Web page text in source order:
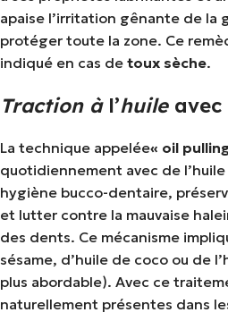
apaise l’irritation gênante de la
protéger toute la zone. Ce
indiqué en cas de toux sèche.
Traction àl’huileavec
La technique appelée« oil
quotidiennement avec de
hygiène bucco-dentaire,
et lutter contre la mauvaise
des dents. Ce mécanisme
sésame, d’huile de coco ou de
plus abordable). Avec ce
naturellement présentes dans